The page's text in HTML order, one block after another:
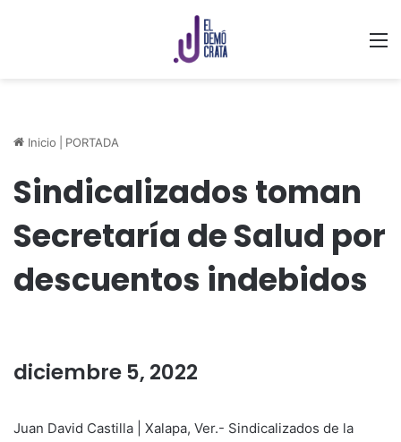
Inicio PORTADA
Sindicalizados toman
Secretaría de Salud por
descuentos indebidos
diciembre 5, 2022
Juan David Castilla | Xalapa, Ver.- Sindicalizados de la